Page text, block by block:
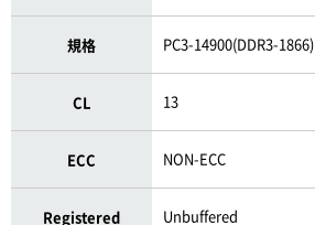
規格 PC3-14900(DDR3-1866)
CL 13
ECC NON-ECC
Registered Unbuffered